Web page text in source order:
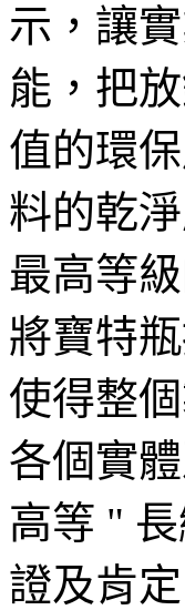
示，讓
能，把
值的環
料的乾
最高等
將寶特
使得整
各個實
高等 "
證及肯